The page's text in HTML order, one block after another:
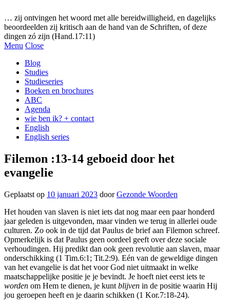
… zij ontvingen het woord met alle bereidwilligheid, en dagelijks
beoordeelden zij kritisch aan de hand van de Schriften, of deze
dingen zó zijn (Hand.17:11)
Menu Close
Blog
Studies
Studieseries
Boeken en brochures
ABC
Agenda
wie ben ik? + contact
English
English series
Filemon :13-14 geboeid door het
evangelie
Geplaatst op 10 januari 2023 doorGezonde Woorden
Het houden van slaven is niet iets dat nog maar een paar honderd
jaar geleden is uitgevonden, maar vinden we terug in allerlei oude
culturen. Zo ook in de tijd dat Paulus de brief aan Filemon schreef.
Opmerkelijk is dat Paulus geen oordeel geeft over deze sociale
verhoudingen. Hij predikt dan ook geen revolutie aan slaven, maar
onderschikking (1 Tim.6:1; Tit.2:9). Eén van de geweldige dingen
van het evangelie is dat het voor God niet uitmaakt in welke
maatschappelijke positie je je bevindt. Je hoeft niet eerst iets te
worden om Hem te dienen, je kunt blijven in de positie waarin Hij
jou geroepen heeft en je daarin schikken (1 Kor.7:18-24).